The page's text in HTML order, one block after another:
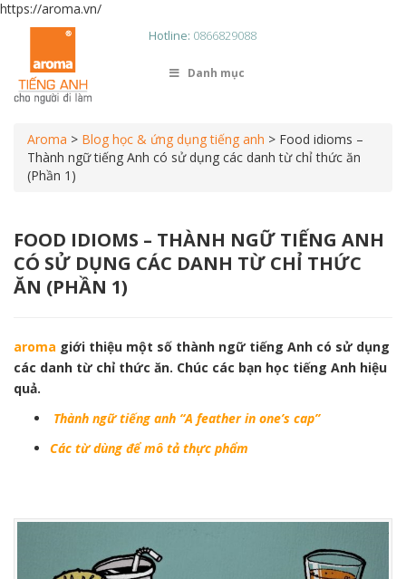
https://aroma.vn/
Hotline: 0866829088
Danh mục
Aroma > Blog học & ứng dụng tiếng anh > Food idioms –
Thành ngữ tiếng Anh có sử dụng các danh từ chỉ thức ăn
(Phần 1)
FOOD IDIOMS – THÀNH NGỮ TIẾNG ANH
CÓ SỬ DỤNG CÁC DANH TỪ CHỈ THỨC
ĂN (PHẦN 1)
aroma giới thiệu một số thành ngữ tiếng Anh có sử dụng
các danh từ chỉ thức ăn. Chúc các bạn học tiếng Anh hiệu
quả.
Thành ngữ tiếng anh “A feather in one’s cap”
Các từ dùng để mô tả thực phẩm